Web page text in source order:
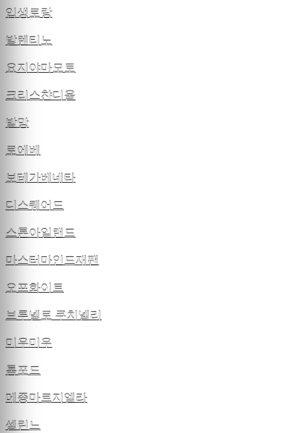
입생로랑
발렌티노
요지야마모토
크리스챤디올
발망
로에베
보테가베네타
디스퀘어드
스톤아일랜드
마스터마인드재팬
오프화이트
브루넬로 쿠치넬리
미우미우
톰포드
메종마르지엘라
셀린느